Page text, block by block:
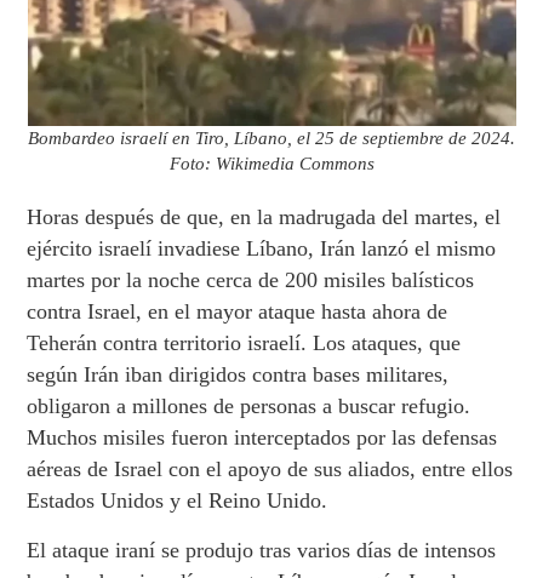
Bombardeo israelí en Tiro, Líbano, el 25 de septiembre de 2024.
Foto: Wikimedia Commons
Horas después de que, en la madrugada del martes, el
ejército israelí invadiese Líbano, Irán lanzó el mismo
martes por la noche cerca de 200 misiles balísticos
contra Israel, en el mayor ataque hasta ahora de
Teherán contra territorio israelí. Los ataques, que
según Irán iban dirigidos contra bases militares,
obligaron a millones de personas a buscar refugio.
Muchos misiles fueron interceptados por las defensas
aéreas de Israel con el apoyo de sus aliados, entre ellos
Estados Unidos y el Reino Unido.
El ataque iraní se produjo tras varios días de intensos